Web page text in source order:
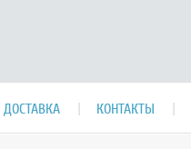
ДОСТАВКА КОНТАКТЫ